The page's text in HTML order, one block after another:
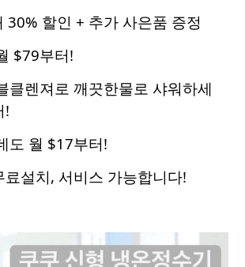
30% 할인 + 추가 사은품 증정
$79부터!
클렌져로 깨끗한물로 샤워하세
!
도 월 $17부터!
료설치, 서비스 가능합니다!